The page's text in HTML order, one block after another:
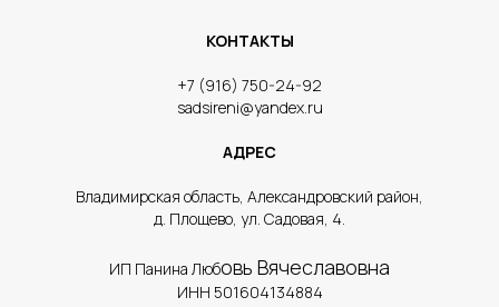
КОНТАКТЫ
​+7 (916) 750-24-92
sadsireni@yandex.ru
АДРЕС
​Владимирская область, Александровский район,
д. Площево, ул. Садовая, 4.
ИП Панина Любовь Вячеславовна
ИНН 501604134884